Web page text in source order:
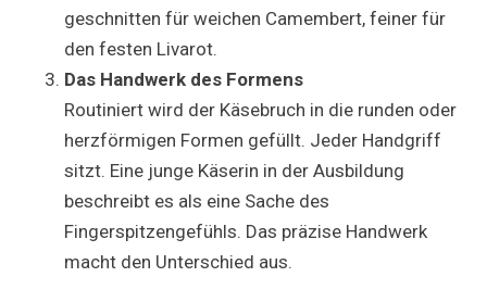
geschnitten für weichen Camembert, feiner für
den festen Livarot.
Das Handwerk des Formens
Routiniert wird der Käsebruch in die runden oder
herzförmigen Formen gefüllt. Jeder Handgriff
sitzt. Eine junge Käserin in der Ausbildung
beschreibt es als eine Sache des
Fingerspitzengefühls. Das präzise Handwerk
macht den Unterschied aus.